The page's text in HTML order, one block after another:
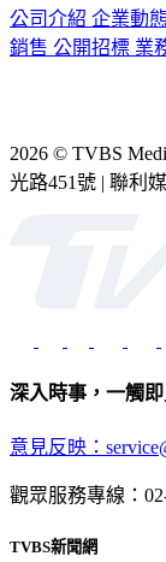
公司介紹 企業動態
銷售 公開招標 業
2026 © TVBS
光路451號 | 聯利
深入時事，一觸
意見反映：
觀眾服務專線：
TVBS新聞網